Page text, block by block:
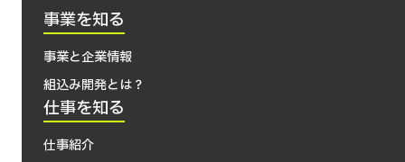
事業を知る
事業と企業情報
組込み開発とは？
仕事を知る
仕事紹介